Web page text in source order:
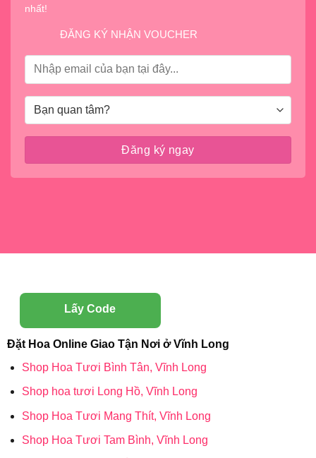
nhất!
ĐĂNG KÝ NHẬN VOUCHER
Lấy Code
Đặt Hoa Online Giao Tận Nơi ở Vĩnh Long
Shop Hoa Tươi Bình Tân, Vĩnh Long
Shop hoa tươi Long Hồ, Vĩnh Long
Shop Hoa Tươi Mang Thít, Vĩnh Long
Shop Hoa Tươi Tam Bình, Vĩnh Long